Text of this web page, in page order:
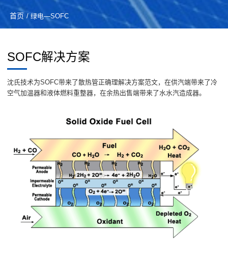
首页 / 绿电—SOFC
SOFC解决方案
沈氏技术为SOFC带来了散热管正确理解决方案范文，在供汽端带来了冷
空气加温器和液体燃料重整器，在余热出售端带来了水水汽造成器。